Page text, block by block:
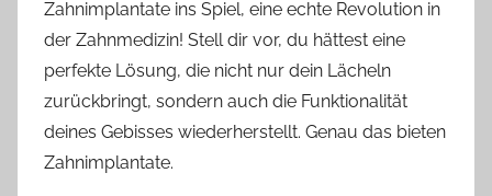
Zahnimplantate ins Spiel, eine echte Revolution in
der Zahnmedizin! Stell dir vor, du hättest eine
perfekte Lösung, die nicht nur dein Lächeln
zurückbringt, sondern auch die Funktionalität
deines Gebisses wiederherstellt. Genau das bieten
Zahnimplantate.